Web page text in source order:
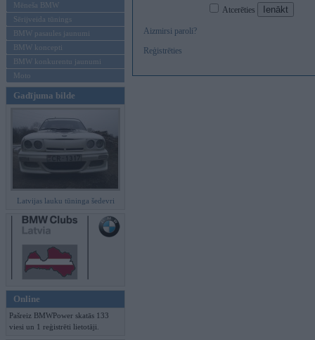
Mēneša BMW
Sērijveida tūnings
BMW pasaules jaunumi
BMW koncepti
BMW konkurentu jaunumi
Moto
Gadījuma bilde
Latvijas lauku tūninga šedevri
Online
Pašreiz BMWPower skatās 133
viesi un 1 reģistrēti lietotāji.
Atcerēties
Aizmirsi paroli?
Reģistrēties